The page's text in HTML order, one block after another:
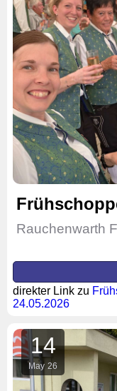
Rauchenwarth
direkter Link zu
24.05.2026
14
May 26